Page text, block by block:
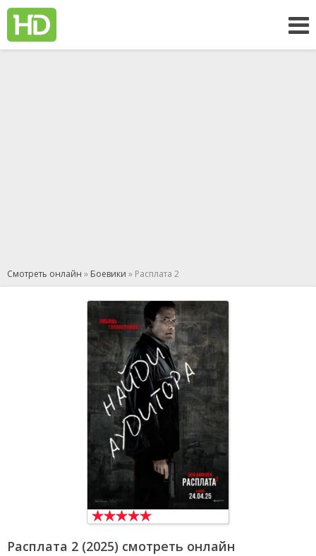
Смотреть онлайн » Боевики » Расплата 2
Расплата 2 (2025) смотреть онлайн